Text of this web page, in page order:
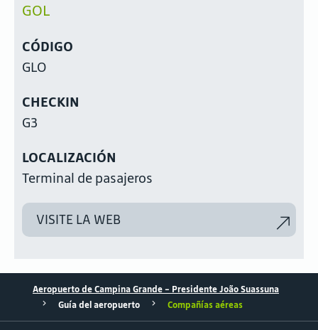
GOL
CÓDIGO
GLO
CHECKIN
G3
LOCALIZACIÓN
Terminal de pasajeros
VISITE LA WEB
Aeropuerto de Campina Grande – Presidente João Suassuna
Guía del aeropuerto
Compañías aéreas